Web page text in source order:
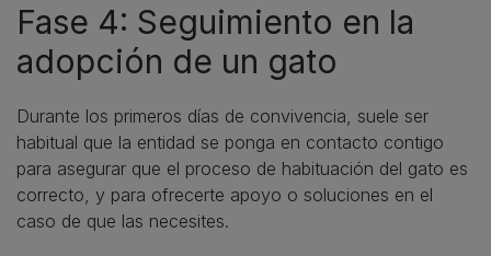
Fase 4: Seguimiento en la
adopción de un gato
Durante los primeros días de convivencia, suele ser
habitual que la entidad se ponga en contacto contigo
para asegurar que el proceso de habituación del gato es
correcto, y para ofrecerte apoyo o soluciones en el
caso de que las necesites.